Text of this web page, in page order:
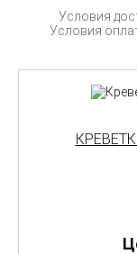
Условия
Условия